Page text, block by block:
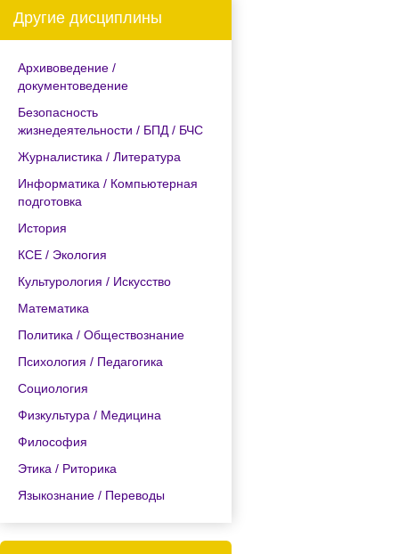
Другие дисциплины
Архивоведение /
документоведение
Безопасность
жизнедеятельности / БПД / БЧС
Журналистика / Литература
Информатика / Компьютерная
подготовка
История
КСЕ / Экология
Культурология / Искусство
Математика
Политика / Обществознание
Психология / Педагогика
Социология
Физкультура / Медицина
Философия
Этика / Риторика
Языкознание / Переводы